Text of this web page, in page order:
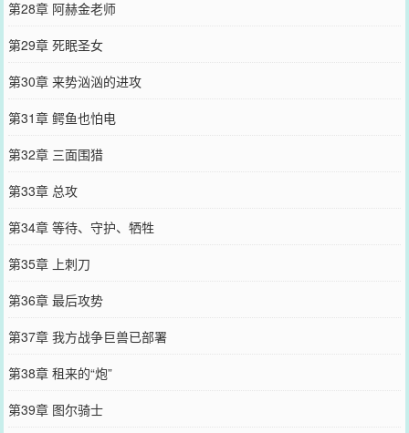
第28章 阿赫金老师
第29章 死眠圣女
第30章 来势汹汹的进攻
第31章 鳄鱼也怕电
第32章 三面围猎
第33章 总攻
第34章 等待、守护、牺牲
第35章 上刺刀
第36章 最后攻势
第37章 我方战争巨兽已部署
第38章 租来的“炮”
第39章 图尔骑士